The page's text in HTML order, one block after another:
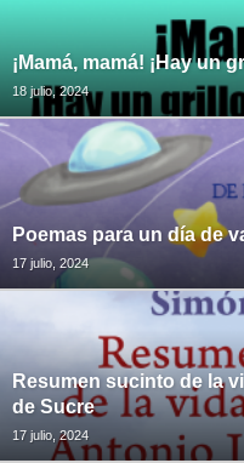
¡Mamá, mamá! ¡Hay un
18 julio, 2024
Poemas para un día de
17 julio, 2024
Resumen sucinto de la
de Sucre
17 julio, 2024